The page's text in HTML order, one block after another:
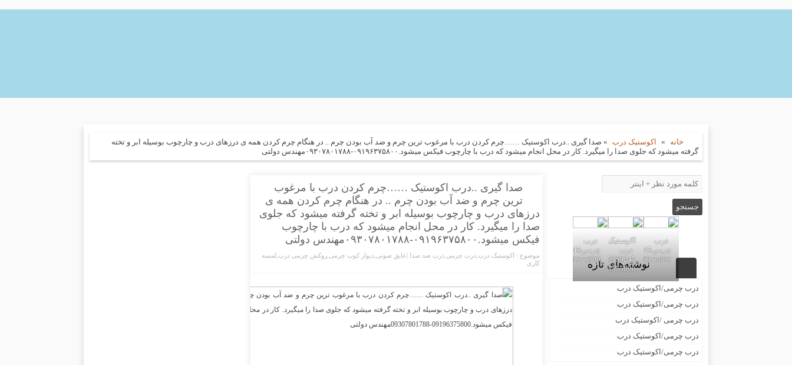
خانه » اکوستیک درب » صدا گیری ..درب اکوستیک ……چرم کردن درب با مرغوب ترین چرم و ضد آب بودن چرم .. در هنگام چرم کردن همه ی درزهای درب و چارچوب بوسیله ابر و تخته
گرفته میشود که جلوی صدا را میگیرد. کار در محل انجام میشود که درب با چارچوب فیکس میشود.۰۹۱۹۶۳۷۵۸۰۰-۰۹۳۰۷۸۰۱۷۸۸مهندس دولتی
صدا گیری ..درب اکوستیک ……چرم کردن درب با مرغوب
ترین چرم و ضد آب بودن چرم .. در هنگام چرم کردن همه ی
درزهای درب و چارچوب بوسیله ابر و تخته گرفته میشود که جلوی
صدا را میگیرد. کار در محل انجام میشود که درب با چارچوب
فیکس میشود.۰۹۱۹۶۳۷۵۸۰۰-۰۹۳۰۷۸۰۱۷۸۸مهندس دولتی
موضوع : اکوستیک درب درب چرمی درب ضد صدا |عایق صوتی دیوار کوب چرمی ,روکش چرمی درب لمسه
کاری
درب
09196375800
اکوستیک
درب
02155969245-
09196375800
درب
09196375800نوشته‌های تازه
درب چرمی/اکوستیک درب
درب چرمی/اکوستیک درب
درب چرمی /اکوستیک درب
درب چرمی/اکوستیک درب
درب چرمی/اکوستیک درب